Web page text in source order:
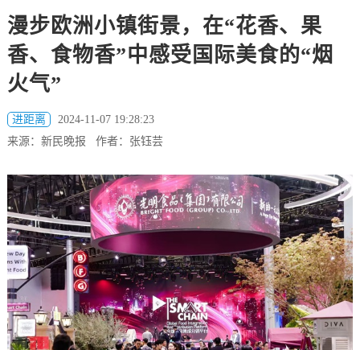
漫步欧洲小镇街景，在“花香、果
香、食物香”中感受国际美食的“烟
火气”
进距离
2024-11-07 19:28:23
来源：新民晚报 作者：张钰芸